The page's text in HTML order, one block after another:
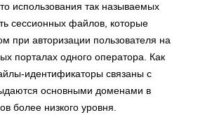
использования так называемых
сессионных файлов, которые
при авторизации пользователя на
порталах одного оператора. Как
идентификаторы связаны с
основными доменами в
более низкого уровня.